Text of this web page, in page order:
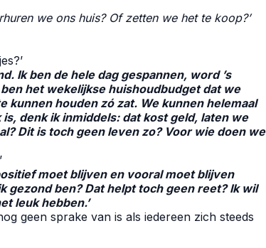
we ons huis? Of zetten we het te koop?’
Ik ben de hele dag gespannen, word ’s
het wekelijkse huishoudbudget dat we
houden zó zat. We kunnen helemaal
denk ik inmiddels: dat kost geld, laten we
Dit is toch geen leven zo? Voor wie doen we
moet blijven en vooral moet blijven
gezond ben? Dat helpt toch geen reet? Ik wil
leuk hebben.’
geen sprake van is als iedereen zich steeds